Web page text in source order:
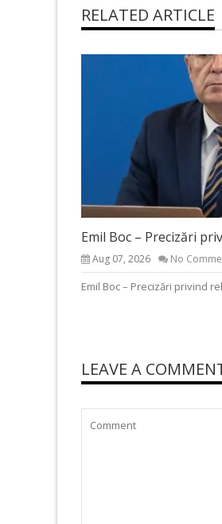
RELATED ARTICLE
Emil Boc – Precizări
Aug 07, 2026 No
Emil Boc – Precizări privind
LEAVE A